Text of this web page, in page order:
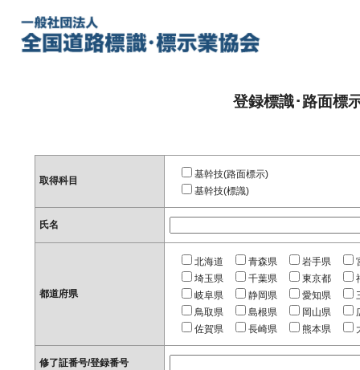
登録標識･路面標
取得科目
基幹技(路面標示)
基幹技(標識)
氏名
都道府県
北海道 青森県 岩手県
埼玉県
千葉県 東京都
岐阜県
静岡県 愛知県
鳥取県
島根県 岡山県
佐賀県
長崎県 熊本県
修了証番号/登録番号